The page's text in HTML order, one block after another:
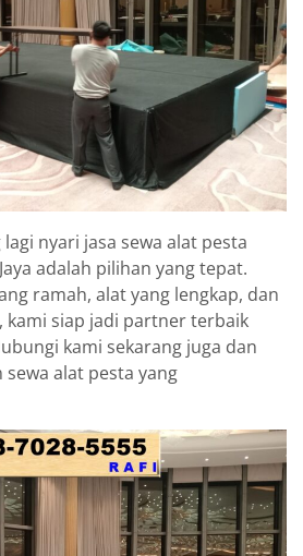
nyari jasa sewa alat pesta
adalah pilihan yang tepat.
ramah, alat yang lengkap, dan
kami siap jadi partner terbaik
kami sekarang juga dan
alat pesta yang